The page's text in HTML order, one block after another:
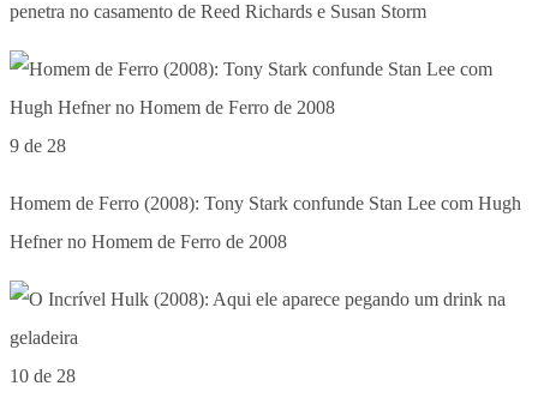
penetra no casamento de Reed Richards e Susan Storm
9 de 28
Homem de Ferro (2008): Tony Stark confunde Stan Lee com Hugh
Hefner no Homem de Ferro de 2008
10 de 28